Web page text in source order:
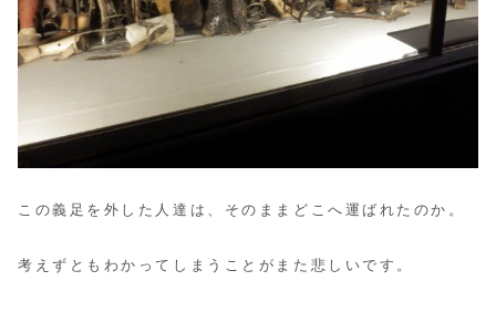
この義足を外した人達は、そのままどこへ運ばれたのか。
考えずともわかってしまうことがまた悲しいです。